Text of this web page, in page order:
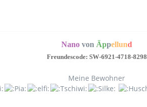
Nano von Äppellund
Freundescode: SW-6921-4718-8298
Meine Bewohner